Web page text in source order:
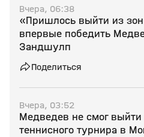
Вчера, 06:38
«Пришлось выйти из
впервые победить
Зандшулп
Поделиться
Вчера, 03:52
Медведев не смог выйти
теннисного турнира в